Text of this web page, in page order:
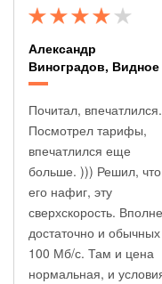
Александр
Виноградов, Видное
Почитал, впечатлился.
Посмотрел тарифы,
впечатлился еще
больше. ))) Решил,
его нафиг, эту
сверхскорость. Вполне
достаточно и обычных
100 Мб/с. Там и цена
нормальная, и